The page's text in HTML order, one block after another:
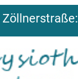
Zöllnerstraße: